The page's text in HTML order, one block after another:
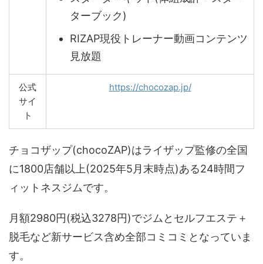
ターブック)
RIZAP現役トレーナー動画コンテンツ
見放題
公式
サイ
ト
https://chocozap.jp/
チョコザップ(chocoZAP)はライザップ監修の全国
に1800店舗以上(2025年5月末時点)ある24時間フ
ィットネスジムです。
月額2980円(税込3278円)でジムとセルフエステ＋
脱毛など新サービス含め全部コミコミとなっていま
す。